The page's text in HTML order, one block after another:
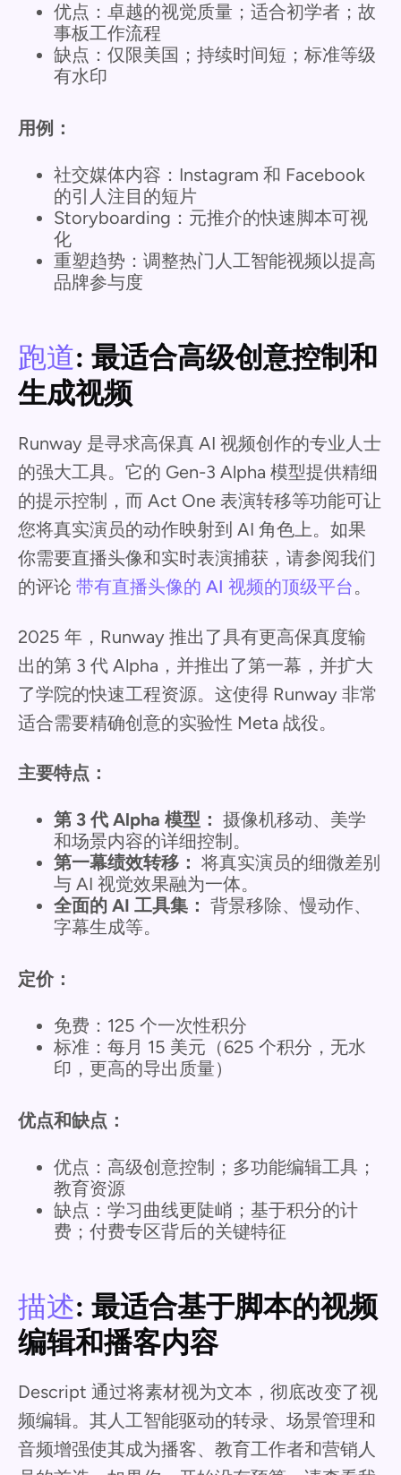
优点：卓越的视觉质量；适合初学者；故
事板工作流程
缺点：仅限美国；持续时间短；标准等级
有水印
用例：
社交媒体内容：Instagram 和 Facebook
的引人注目的短片
Storyboarding：元推介的快速脚本可视
化
重塑趋势：调整热门人工智能视频以提高
品牌参与度
跑道: 最适合高级创意控制和
生成视频
Runway 是寻求高保真 AI 视频创作的专业人士
的强大工具。它的 Gen-3 Alpha 模型提供精细
的提示控制，而 Act One 表演转移等功能可让
您将真实演员的动作映射到 AI 角色上。如果
你需要直播头像和实时表演捕获，请参阅我们
的评论 带有直播头像的 AI 视频的顶级平台。
2025 年，Runway 推出了具有更高保真度输
出的第 3 代 Alpha，并推出了第一幕，并扩大
了学院的快速工程资源。这使得 Runway 非常
适合需要精确创意的实验性 Meta 战役。
主要特点：
第 3 代 Alpha 模型： 摄像机移动、美学
和场景内容的详细控制。
第一幕绩效转移： 将真实演员的细微差别
与 AI 视觉效果融为一体。
全面的 AI 工具集： 背景移除、慢动作、
字幕生成等。
定价：
免费：125 个一次性积分
标准：每月 15 美元（625 个积分，无水
印，更高的导出质量）
优点和缺点：
优点：高级创意控制；多功能编辑工具；
教育资源
缺点：学习曲线更陡峭；基于积分的计
费；付费专区背后的关键特征
描述: 最适合基于脚本的视频
编辑和播客内容
Descript 通过将素材视为文本，彻底改变了视
频编辑。其人工智能驱动的转录、场景管理和
音频增强使其成为播客、教育工作者和营销人